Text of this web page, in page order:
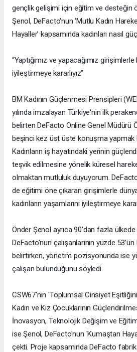
gençlik gelişimi için eğitim ve desteğin
Şenol, DeFacto'nun 'Mutlu Kadın
Hayaller’ kapsamında kadınları nasıl
“Yaptığımız ve yapacağımız girişimlerle
iyileştirmeye kararlıyız”
BM Kadının Güçlenmesi Prensipleri
yılında imzalayan Türkiye'nin ilk
belirten DeFacto Online Genel Müdürü
beşinci kez üst üste konuşma yapmak
Kadınların iş hayatındaki yerinin
teşvik edilmesine yönelik küresel
olmaktan mutluluk duyuyorum.
de eğitimi öne çıkaran girişimlerle
kadınların yaşamlarını iyileştirmeye
Önder Şenol ayrıca 90’dan fazla
DeFacto’nun çalışanlarının yüzde
belirtirken, yönetim pozisyonunda ise
çalışan bulunduğunu söyledi.
CSW67'nin 'Toplumsal Cinsiyet
Kadın ve Kız Çocuklarının
İnovasyon, Teknolojik Değişim ve
ise Şenol, DeFacto'nun 'Kumaştan
çekti. Proje kapsamında DeFacto